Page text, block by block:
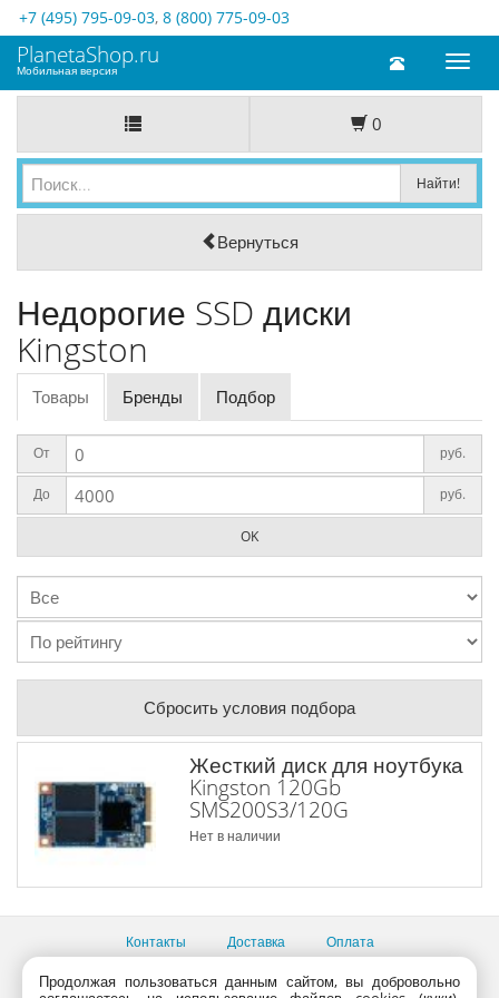
+7 (495) 795-09-03, 8 (800) 775-09-03
Toggle
PlanetaShop.ru
Мобильная версия
0
Вернуться
Недорогие SSD диски
Kingston
Товары Бренды Подбор
От руб.
До руб.
Сбросить условия подбора
Жесткий диск для ноутбука
Kingston 120Gb
SMS200S3/120G
Нет в наличии
Контакты Доставка Оплата
Все пункты выдачи
Продолжая пользоваться данным сайтом, вы добровольно